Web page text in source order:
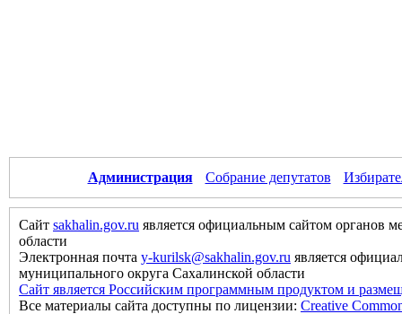
Администрация Собрание депутатов
Сайт sakhalin.gov.ru является официальным сайтом органов
области
Электронная почта y-kurilsk@sakhalin.gov.ru является
муниципального округа Сахалинской области
Сайт является Российским программным продуктом и
Все материалы сайта доступны по лицензии: Creative